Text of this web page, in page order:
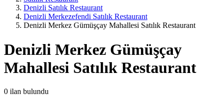
Denizli Satılık Restaurant
Denizli Merkezefendi Satılık Restaurant
Denizli Merkez Gümüşçay Mahallesi Satılık Restaurant
Denizli Merkez Gümüşçay
Mahallesi Satılık Restaurant
0 ilan bulundu